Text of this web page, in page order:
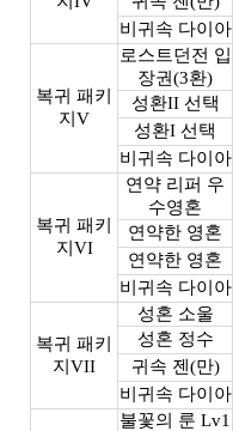
비귀속 다이아
복귀 패키
지V
로스트던전 입
장권(3환)
성환II 선택
성환I 선택
비귀속 다이아
복귀 패키
지VI
연약 리퍼 우
수영혼
연약한 영혼
연약한 영혼
비귀속 다이아
복귀 패키
지VII
성혼 소울
성혼 정수
귀속 젠(만)
비귀속 다이아
불꽃의 룬 Lv1